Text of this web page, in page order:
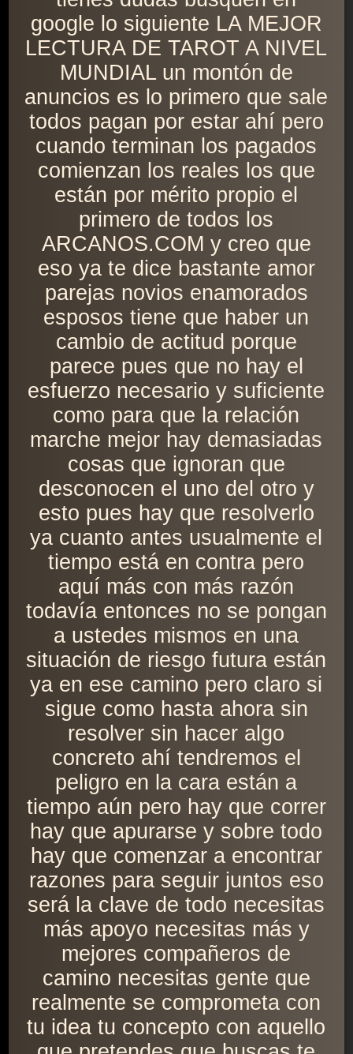
google lo siguiente LA MEJOR
LECTURA DE TAROT A NIVEL
MUNDIAL un montón de
anuncios es lo primero que sale
todos pagan por estar ahí pero
cuando terminan los pagados
comienzan los reales los que
están por mérito propio el
primero de todos los
ARCANOS.COM y creo que
eso ya te dice bastante amor
parejas novios enamorados
esposos tiene que haber un
cambio de actitud porque
parece pues que no hay el
esfuerzo necesario y suficiente
como para que la relación
marche mejor hay demasiadas
cosas que ignoran que
desconocen el uno del otro y
esto pues hay que resolverlo
ya cuanto antes usualmente el
tiempo está en contra pero
aquí más con más razón
todavía entonces no se pongan
a ustedes mismos en una
situación de riesgo futura están
ya en ese camino pero claro si
sigue como hasta ahora sin
resolver sin hacer algo
concreto ahí tendremos el
peligro en la cara están a
tiempo aún pero hay que correr
hay que apurarse y sobre todo
hay que comenzar a encontrar
razones para seguir juntos eso
será la clave de todo necesitas
más apoyo necesitas más y
mejores compañeros de
camino necesitas gente que
realmente se comprometa con
tu idea tu concepto con aquello